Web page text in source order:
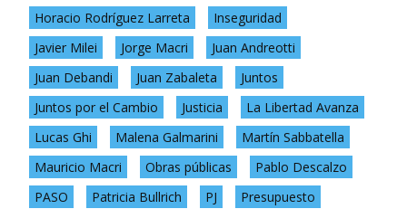
Horacio Rodríguez Larreta
Inseguridad
Javier Milei
Jorge Macri
Juan Andreotti
Juan Debandi
Juan Zabaleta
Juntos
Juntos por el Cambio
Justicia
La Libertad Avanza
Lucas Ghi
Malena Galmarini
Martín Sabbatella
Mauricio Macri
Obras públicas
Pablo Descalzo
PASO
Patricia Bullrich PJ
Presupuesto